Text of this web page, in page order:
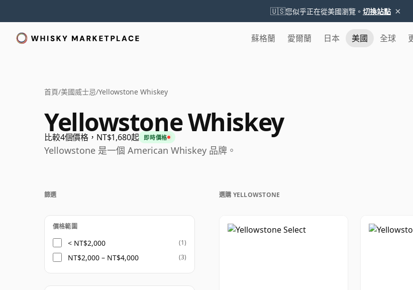
🇺🇸您似乎正在從美國瀏覽。 切換站點 ×
蘇格蘭 愛爾蘭 日本 美國 全球
首頁/美國威士忌/Yellowstone Whiskey
Yellowstone Whiskey
比較4個價格，NT$1,680起 即時價格
Yellowstone 是一個 American Whiskey 品牌。
選購 YELLOWSTONE
篩選
價格範圍
< NT$2,000 (1)
NT$2,000 – NT$4,000 (3)